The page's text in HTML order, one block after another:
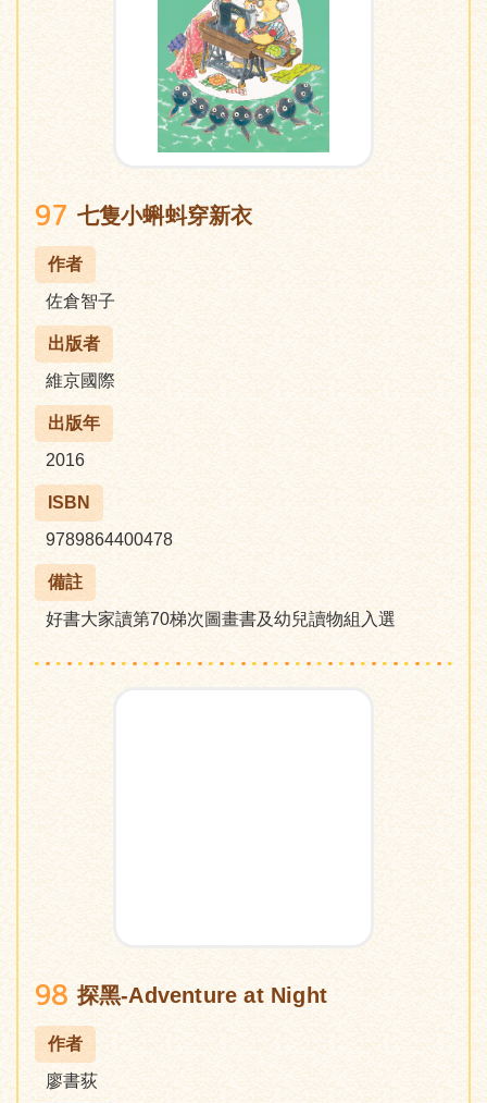
97 七隻小蝌蚪穿新衣
作者
佐倉智子
出版者
維京國際
出版年
2016
ISBN
9789864400478
備註
好書大家讀第70梯次圖畫書及幼兒讀物組入選
98 探黑-Adventure at Night
作者
廖書荻